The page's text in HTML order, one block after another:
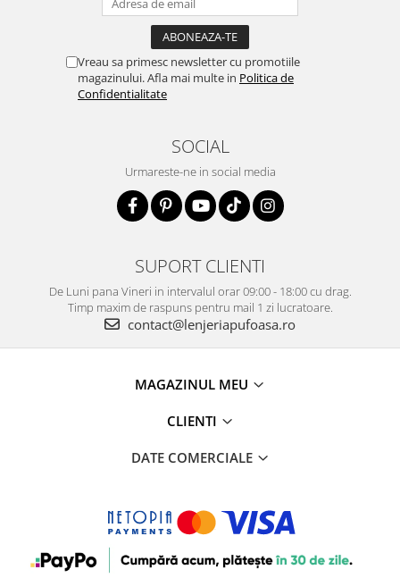
Vreau sa primesc newsletter cu promotiile
magazinului. Afla mai multe in Politica de
Confidentialitate
SOCIAL
Urmareste-ne in social media
SUPORT CLIENTI
De Luni pana Vineri in intervalul orar 09:00 - 18:00 cu drag.
Timp maxim de raspuns pentru mail 1 zi lucratoare.
contact@lenjeriapufoasa.ro
MAGAZINUL MEU
CLIENTI
DATE COMERCIALE